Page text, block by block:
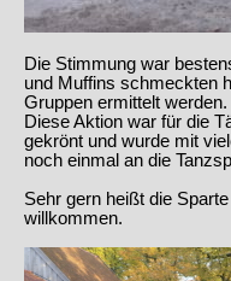
Die Stimmung war
und Muffins schmeckten
Gruppen ermittelt werden.
Diese Aktion war für die
gekrönt und wurde mit
noch einmal an die
Sehr gern heißt die
willkommen.